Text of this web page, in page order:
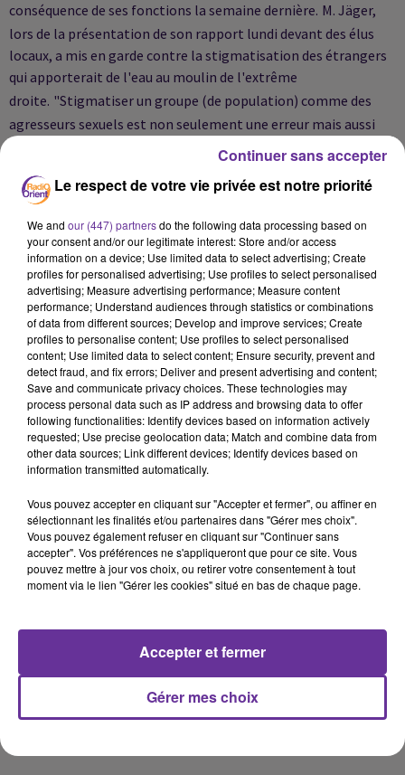
conséquence de ses fonctions la semaine dernière. M. Jäger,
lors de la présentation de son rapport lundi devant des élus
locaux, a mis en garde contre la stigmatisation des étrangers
qui apporterait de l'eau au moulin de l'extrême
droite. "Stigmatiser un groupe (de population) comme des
agresseurs sexuels est non seulement une erreur mais aussi
dangereux. C'est ce que font les charognards de l'extrême
"Ca n'a aucune
importance de savoir si ces hommes (suspects des agressions,
s'ils sont nés et ont grandi ici ou s'ils viennent d'arriver. Ca n'a
aucune implication concernant les poursuites pénales. Tous
les hommes sont égaux devant la loi", a souligné le
ministre. Ces déclarations interviennent alors que dans la nuit
de dimanche à lundi six Pakistanais et un Syrien ont été
violemment agressés par des inconnus dans deux incidents
séparés impliquant au total un vingtaine de personnes. Deux
Pakistanais et le Syrien ont été blessés. La politique
d'ouverture vis-à-vis des migrants d'Angela Merkel a été
fragilisée par les évènements du Nouvel An, conduisant la
chancelière à se prononcer en faveur d'une procédure facilitée
Le respect de votre vie privée est notre priorité
We and our (447) partnersdo the following data processing based on
your consent and/or our legitimate interest: Store and/or access
information on a device; Use limited data to select advertising; Create
profiles for personalised advertising; Use profiles to select personalised
advertising; Measure advertising performance; Measure content
performance; Understand audiences through statistics or combinations
of data from different sources; Develop and improve services; Create
profiles to personalise content; Use profiles to select personalised
content; Use limited data to select content; Ensure security, prevent and
detect fraud, and fix errors; Deliver and present advertising and content;
Save and communicate privacy choices. These technologies may
process personal data such as IP address and browsing data to offer
following functionalities: Identify devices based on information actively
requested; Use precise geolocation data; Match and combine data from
other data sources; Link different devices; Identify devices based on
information transmitted automatically.
Vous pouvez accepter en cliquant sur "Accepter et fermer", ou affiner en
sélectionnant les finalités et/ou partenaires dans "Gérer mes choix".
Vous pouvez également refuser en cliquant sur "Continuer sans
accepter". Vos préférences ne s'appliqueront que pour ce site. Vous
pouvez mettre à jour vos choix, ou retirer votre consentement à tout
moment via le lien "Gérer les cookies" situé en bas de chaque page.
Gérer mes choix
Accepter et fermer
Continuer sans accepter